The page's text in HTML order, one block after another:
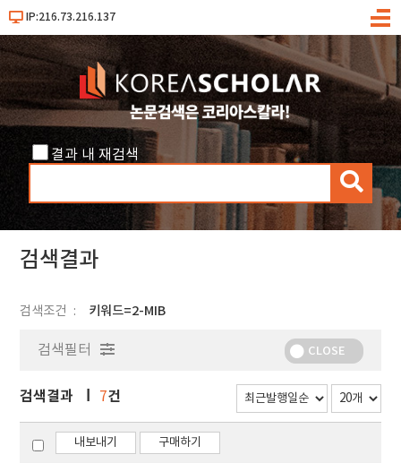
IP:216.73.216.137
메
결과 내 재검색
검
색
검색결과
검색조건 키워드=2-MIB
검색필터 CLOSE
검색결과 7건
내보내기 구매하기